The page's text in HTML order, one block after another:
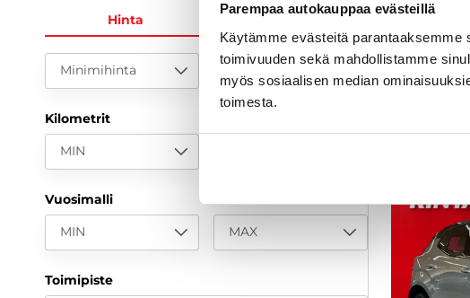
Parempaa autokauppaa evästeillä
Käytämme evästeitä
toimivuuden sekä mahdollistamme
myös sosiaalisen median
toimesta.
Hinta
Minimihinta
Kilometrit
MIN
Vuosimalli
MIN MAX
Toimipiste
31 500 €
alk. 285
6 kk